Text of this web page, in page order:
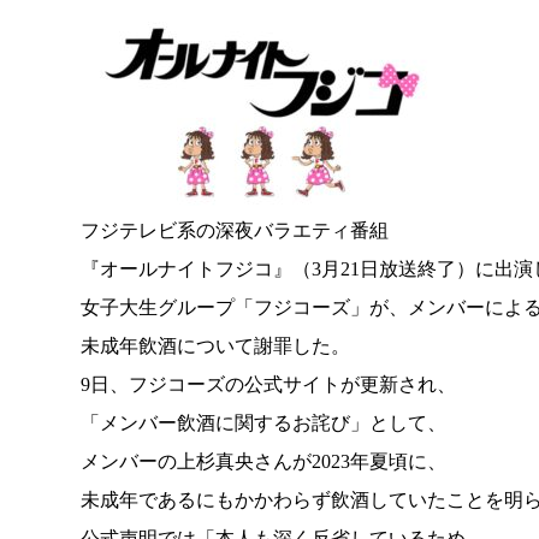
フジテレビ系の深夜バラエティ番組
『オールナイトフジコ』（3月21日放送終了）に出演
女子大生グループ「フジコーズ」が、メンバーによる
未成年飲酒について謝罪した。
9日、フジコーズの公式サイトが更新され、
「メンバー飲酒に関するお詫び」として、
メンバーの上杉真央さんが2023年夏頃に、
未成年であるにもかかわらず飲酒していたことを明